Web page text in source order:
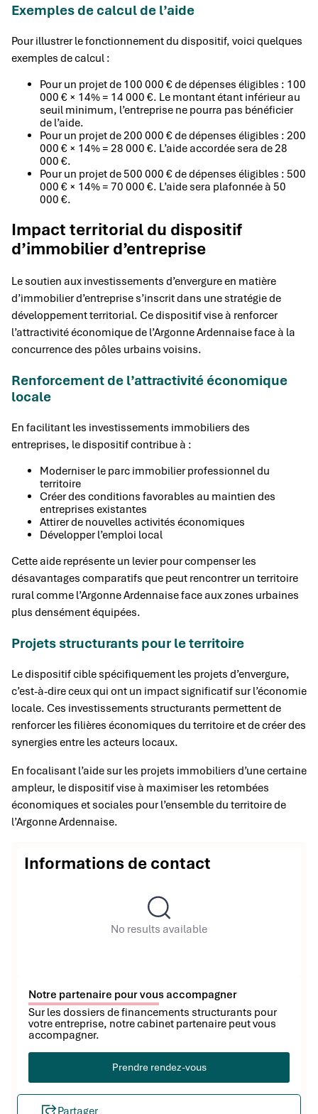
Exemples de calcul de l’aide
Pour illustrer le fonctionnement du dispositif, voici quelques
exemples de calcul :
Pour un projet de 100 000 € de dépenses éligibles : 100
000 € × 14% = 14 000 €. Le montant étant inférieur au
seuil minimum, l’entreprise ne pourra pas bénéficier
de l’aide.
Pour un projet de 200 000 € de dépenses éligibles : 200
000 € × 14% = 28 000 €. L’aide accordée sera de 28
000 €.
Pour un projet de 500 000 € de dépenses éligibles : 500
000 € × 14% = 70 000 €. L’aide sera plafonnée à 50
000 €.
Impact territorial du dispositif
d’immobilier d’entreprise
Le soutien aux investissements d’envergure en matière
d’immobilier d’entreprise s’inscrit dans une stratégie de
développement territorial. Ce dispositif vise à renforcer
l’attractivité économique de l’Argonne Ardennaise face à la
concurrence des pôles urbains voisins.
Renforcement de l’attractivité économique
locale
En facilitant les investissements immobiliers des
entreprises, le dispositif contribue à :
Moderniser le parc immobilier professionnel du
territoire
Créer des conditions favorables au maintien des
entreprises existantes
Attirer de nouvelles activités économiques
Développer l’emploi local
Cette aide représente un levier pour compenser les
désavantages comparatifs que peut rencontrer un territoire
rural comme l’Argonne Ardennaise face aux zones urbaines
plus densément équipées.
Projets structurants pour le territoire
Le dispositif cible spécifiquement les projets d’envergure,
c’est-à-dire ceux qui ont un impact significatif sur l’économie
locale. Ces investissements structurants permettent de
renforcer les filières économiques du territoire et de créer des
synergies entre les acteurs locaux.
En focalisant l’aide sur les projets immobiliers d’une certaine
ampleur, le dispositif vise à maximiser les retombées
économiques et sociales pour l’ensemble du territoire de
l’Argonne Ardennaise.
Informations de contact
No results available
Notre partenaire pour vous accompagner
Sur les dossiers de financements structurants pour
votre entreprise, notre cabinet partenaire peut vous
accompagner.
Prendre rendez-vous
Partager